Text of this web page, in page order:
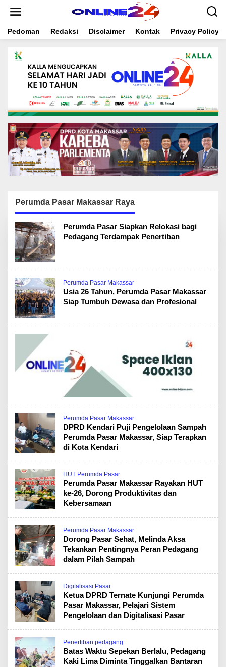
t
Pedoman Redaksi Disclaimer Kontak Privacy Policy
Perumda Pasar Makassar Raya
Perumda Pasar Siapkan Relokasi bagi
Pedagang Terdampak Penertiban
Perumda Pasar Makassar
Usia 26 Tahun, Perumda Pasar Makassar
Siap Tumbuh Dewasa dan Profesional
Perumda Pasar Makassar
DPRD Kendari Puji Pengelolaan Sampah
Perumda Pasar Makassar, Siap Terapkan
di Kota Kendari
HUT Perumda Pasar
Perumda Pasar Makassar Rayakan HUT
ke-26, Dorong Produktivitas dan
Kebersamaan
Perumda Pasar Makassar
Dorong Pasar Sehat, Melinda Aksa
Tekankan Pentingnya Peran Pedagang
dalam Pilah Sampah
Digitalisasi Pasar
Ketua DPRD Ternate Kunjungi Perumda
Pasar Makassar, Pelajari Sistem
Pengelolaan dan Digitalisasi Pasar
Penertiban pedagang
Batas Waktu Sepekan Berlalu, Pedagang
Kaki Lima Diminta Tinggalkan Bantaran